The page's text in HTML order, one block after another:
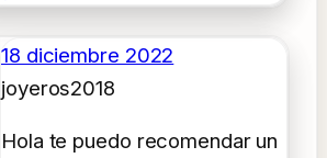
18 diciembre 2022
joyeros2018
Hola te puedo recomendar un